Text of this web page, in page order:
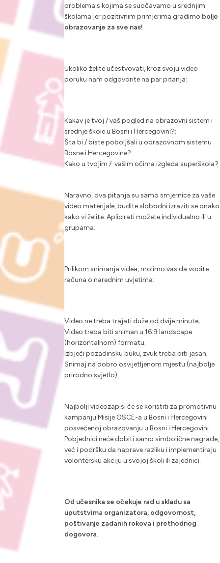
problema s kojima se suočavamo u srednjim
školama jer pozitivnim primjerima gradimo bolje
obrazovanje za sve nas!
Ukoliko želite učestvovati, kroz svoju video
poruku nam odgovorite na par pitanja:
Kakav je tvoj / vaš pogled na obrazovni sistem i
srednje škole u Bosni i Hercegovini?;
Šta bi / biste poboljšali u obrazovnom sistemu
Bosne i Hercegovine?
Kako u tvojim / vašim očima izgleda superškola?
Naravno, ova pitanja su samo smjernice za vaše
video materijale, budite slobodni izraziti se onako
kako vi želite. Aplicirati možete individualno ili u
grupama.
Prilikom snimanja videa, molimo vas da vodite
računa o narednim uvjetima:
Video ne treba trajati duže od dvije minute;
Video treba biti sniman u 16:9 landscape
(horizontalnom) formatu;
Izbjeći pozadinsku buku, zvuk treba biti jasan;
Snimaj na dobro osvijetljenom mjestu (najbolje
prirodno svjetlo).
Najbolji videozapisi će se koristiti za promotivnu
kampanju Misije OSCE-a u Bosni i Hercegovini
posvećenoj obrazovanju u Bosni i Hercegovini.
Pobjednici neće dobiti samo simbolične nagrade,
već i podršku da naprave razliku i implementiraju
volontersku akciju u svojoj školi ili zajednici.
Od učesnika se očekuje rad u skladu sa
uputstvima organizatora, odgovornost,
poštivanje zadanih rokova i prethodnog
dogovora.